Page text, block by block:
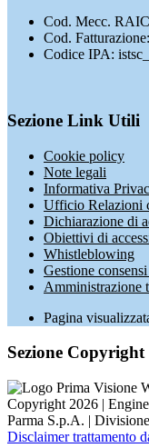
Cod. Mecc.
Cod.
Codice IPA:
Sezione Link Utili
Cookie policy
Note legali
Informativa
Ufficio Relazioni
Dichiarazione di
Obiettivi di
Whistleblowing
Gestione
Amministrazione
Pagina
Sezione Copyright
Copyright 2026 |
Parma S.p.A. |
Disclaimer trattamento